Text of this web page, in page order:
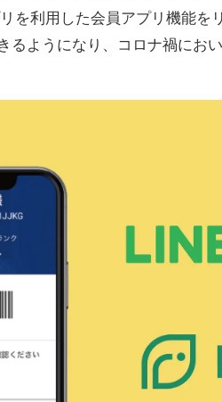
を利用した会員アプリ機能を
るようになり、コロナ禍にお